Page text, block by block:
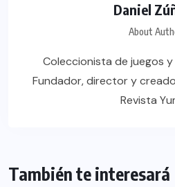
Daniel
About
Coleccionista de juegos
Fundador, director y
Revista
También te interesará